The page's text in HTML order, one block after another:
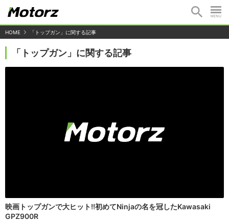
HOME 「トップガン」に関する記事
「トップガン」に関する記事
映画トップガンで大ヒット!!初めてNinjaの名を冠したKawasaki
GPZ900R